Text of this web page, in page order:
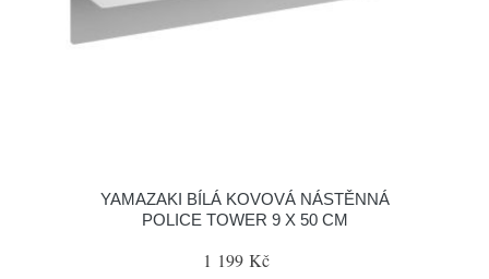
YAMAZAKI BÍLÁ KOVOVÁ NÁSTĚNNÁ
POLICE TOWER 9 X 50 CM
1 199 Kč